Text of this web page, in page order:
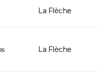
La Flèche
La Flèche